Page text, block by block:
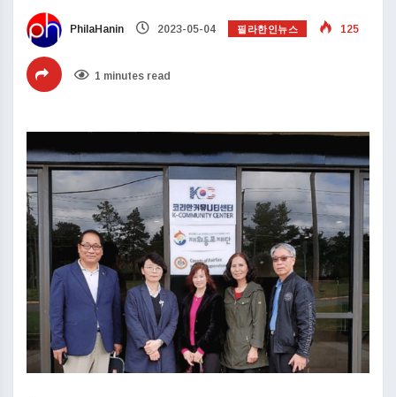
PhilaHanin 2023-05-04 필라한인뉴스 125
1 minutes read